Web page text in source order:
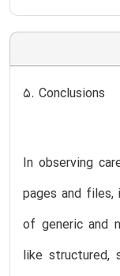
5. Conclusions
In observing
pages and
of generic and
like structured,